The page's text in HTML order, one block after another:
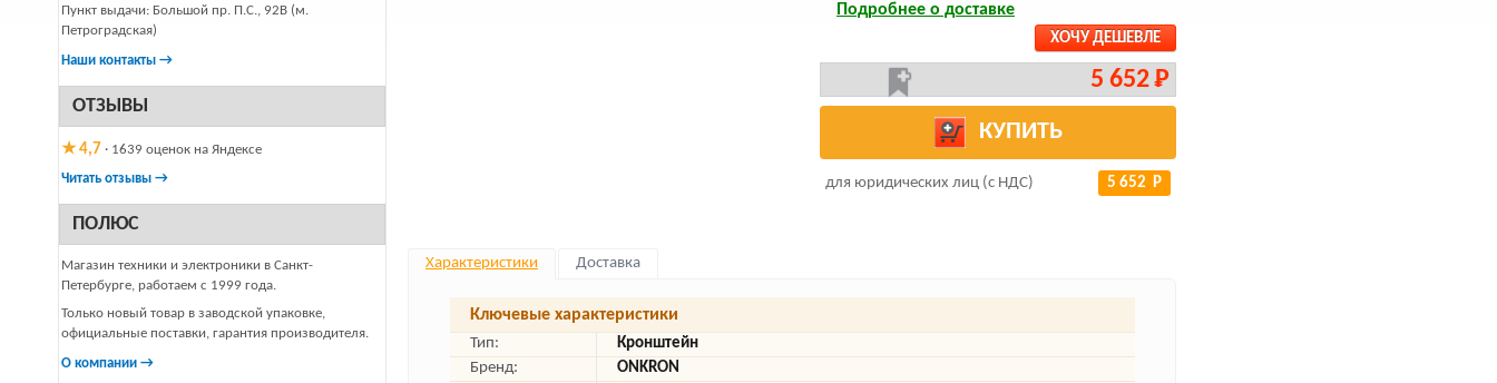
Пункт выдачи: Большой пр. П.С., 92В (м.
Петроградская)
Наши контакты →
ОТЗЫВЫ
★ 4,7 · 1639 оценок на Яндексе
Читать отзывы →
ПОЛЮС
Магазин техники и электроники в Санкт-
Петербурге, работаем с 1999 года.
Только новый товар в заводской упаковке,
официальные поставки, гарантия производителя.
О компании →
Подробнее о доставке
ХОЧУ ДЕШЕВЛЕ
5 652 Р
КУПИТЬ
для юридических лиц (с НДС) 5 652 Р
Характеристики Доставка
Ключевые характеристики
Тип:
Кронштейн
Бренд:
ONKRON